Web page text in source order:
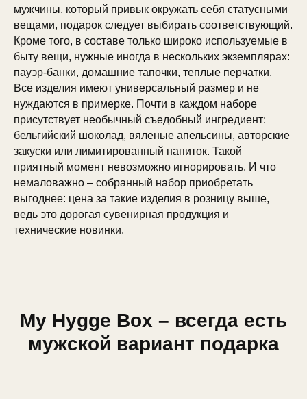
мужчины, который привык окружать себя статусными
вещами, подарок следует выбирать соответствующий.
Кроме того, в составе только широко используемые в
быту вещи, нужные иногда в нескольких экземплярах:
пауэр-банки, домашние тапочки, теплые перчатки.
Все изделия имеют универсальный размер и не
нуждаются в примерке. Почти в каждом наборе
присутствует необычный съедобный ингредиент:
бельгийский шоколад, вяленые апельсины, авторские
закуски или лимитированный напиток. Такой
приятный момент невозможно игнорировать. И что
немаловажно – собранный набор приобретать
выгоднее: цена за такие изделия в розницу выше,
ведь это дорогая сувенирная продукция и
технические новинки.
My Hygge Box – всегда есть
мужской вариант подарка